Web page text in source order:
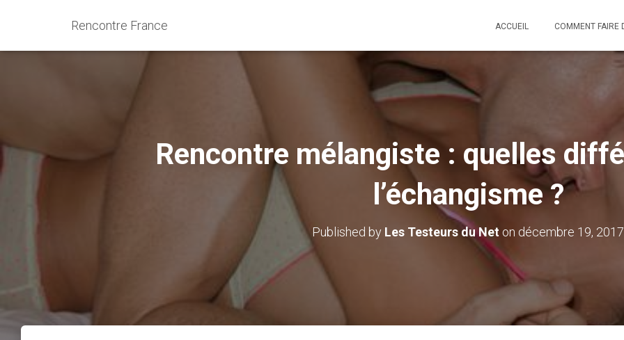
Rencontre France ACCUEIL COMMENT FAIRE
Rencontre mélangiste : quelles
l’échangisme ?
Published by Les Testeurs du Net on décembre 19, 2017